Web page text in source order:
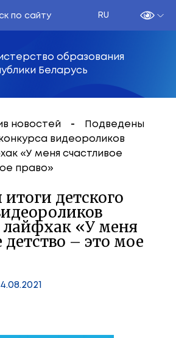
RU
образования
Беларусь
новостей
Подведены
видеороликов
«У меня счастливое
право»
детского
лайфхак «У меня
детство – это мое